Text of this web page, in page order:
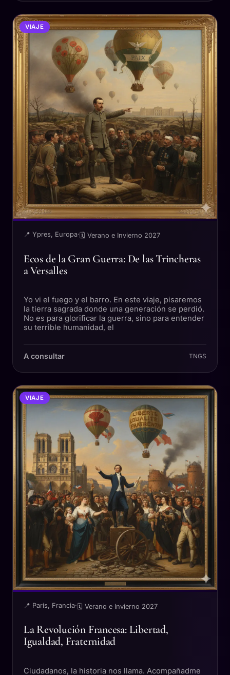
VIAJE
📍 Ypres, Europa· 🗓 Verano e Invierno 2027
Ecos de la Gran Guerra: De las Trincheras
a Versalles
Yo vi el fuego y el barro. En este viaje, pisaremos
la tierra sagrada donde una generación se perdió.
No es para glorificar la guerra, sino para entender
su terrible humanidad, el
A consultar TNGS
VIAJE
📍 París, Francia· 🗓 Verano e Invierno 2027
La Revolución Francesa: Libertad,
Igualdad, Fraternidad
Ciudadanos, la historia nos llama. Acompañadme